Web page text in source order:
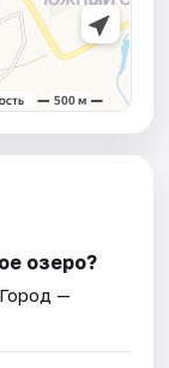
озеро?
—